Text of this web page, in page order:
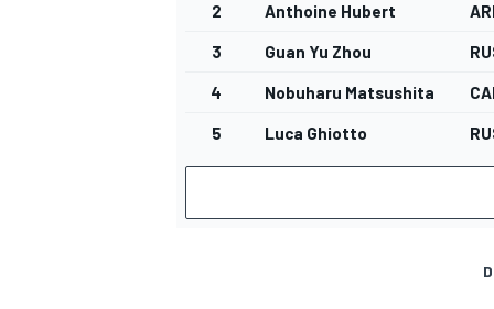
2 Anthoine Hubert
3 Guan Yu Zhou
4 Nobuharu Matsushita
5 Luca Ghiotto